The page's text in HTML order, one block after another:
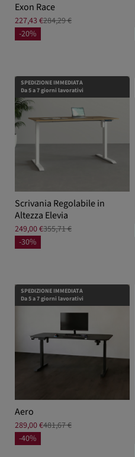
Exon Race
227,43 €284,29 €
-20%
SPEDIZIONE IMMEDIATA
Da 5 a 7 giorni lavorativi
Scrivania Regolabile in
Altezza Elevia
249,00 €355,71 €
-30%
SPEDIZIONE IMMEDIATA
Da 5 a 7 giorni lavorativi
Aero
289,00 €481,67 €
-40%